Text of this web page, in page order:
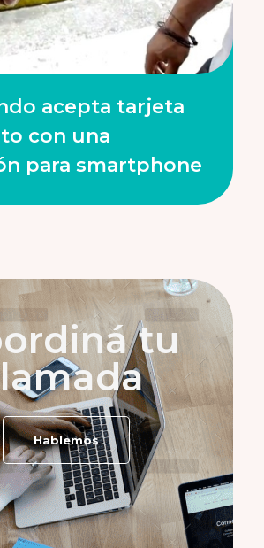
acepta tarjeta
con una
para smartphone
tu
Hablemos